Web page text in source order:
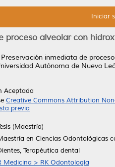
Iniciar
proceso alveolar con
Preservación inmediata de
Autónoma de Nuevo
Aceptada
Creative Commons Attribution
previa
(Maestría)
en Ciencias Odontológicas
Terapéutica dental
Medicina > RK Odontología